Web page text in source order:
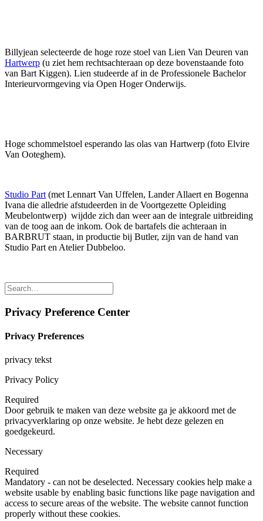
Billyjean selecteerde de hoge roze stoel van Lien Van Deuren van
Hartwerp (u ziet hem rechtsachteraan op deze bovenstaande foto
van Bart Kiggen). Lien studeerde af in de Professionele Bachelor
Interieurvormgeving via Open Hoger Onderwijs.
Hoge schommelstoel esperando las olas van Hartwerp (foto Elvire
Van Ooteghem).
Studio Part(met Lennart Van Uffelen, Lander Allaert en Bogenna
Ivana die alledrie afstudeerden in de Voortgezette Opleiding
Meubelontwerp) wijdde zich dan weer aan de integrale uitbreiding
van de toog aan de inkom. Ook de bartafels die achteraan in
BARBRUT staan, in productie bij Butler, zijn van de hand van
Studio Part en Atelier Dubbeloo.
Privacy Preference Center
Privacy Preferences
privacy tekst
Privacy Policy
Required
Door gebruik te maken van deze website ga je akkoord met de
privacyverklaring op onze website. Je hebt deze gelezen en
goedgekeurd.
Necessary
Required
Mandatory - can not be deselected. Necessary cookies help make a
website usable by enabling basic functions like page navigation and
access to secure areas of the website. The website cannot function
properly without these cookies.